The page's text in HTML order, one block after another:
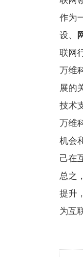
作为
设、
联网
万维
展的
技术
万维
机会
己在
总之
提升
为互